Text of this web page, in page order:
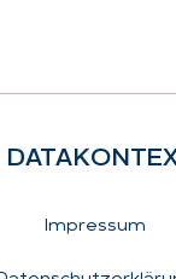
Impressum